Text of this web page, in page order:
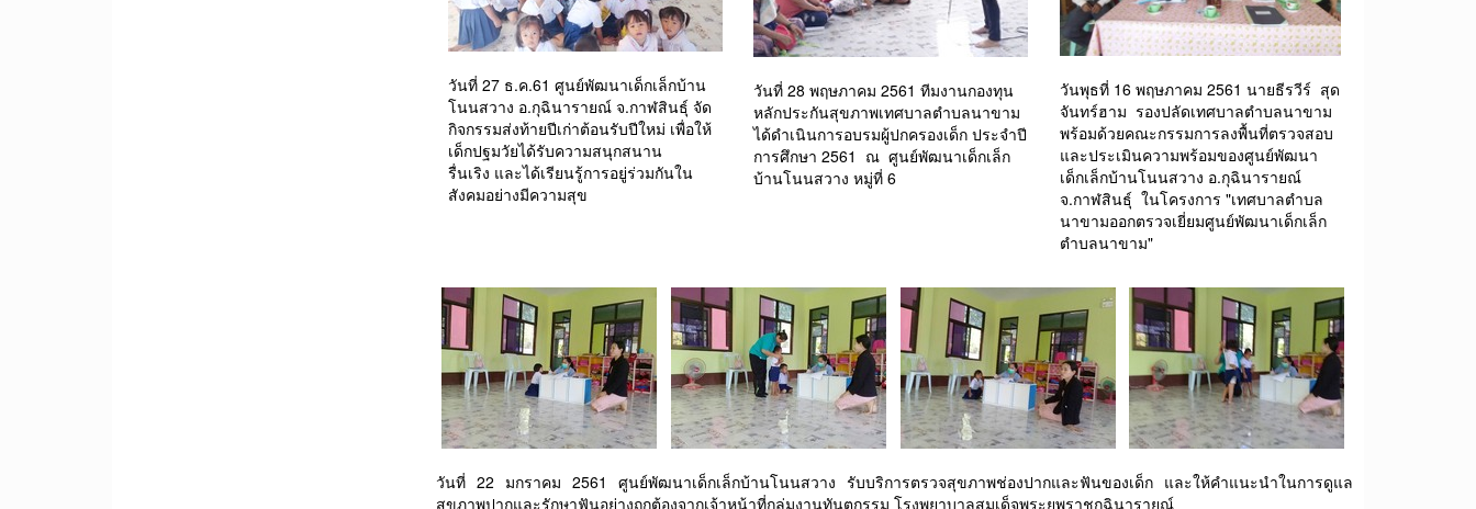
วันที่ 27 ธ.ค.61 ศูนย์พัฒนาเด็กเล็กบ้าน
โนนสวาง อ.กุฉินารายณ์ จ.กาฬสินธุ์ จัด
กิจกรรมส่งท้ายปีเก่าต้อนรับปีใหม่ เพื่อให้
เด็กปฐมวัยได้รับความสนุกสนาน
รื่นเริง และได้เรียนรู้การอยู่ร่วมกันใน
สังคมอย่างมีความสุข
วันที่ 28 พฤษภาคม 2561 ทีมงานกองทุน
หลักประกันสุขภาพเทศบาลตำบลนาขาม
ได้ดำเนินการอบรมผู้ปกครองเด็ก ประจำปี
การศึกษา 2561 ณ ศูนย์พัฒนาเด็กเล็ก
บ้านโนนสวาง หมู่ที่ 6
วันพุธที่ 16 พฤษภาคม 2561 นายธีรวีร์ สุด
จันทร์ฮาม รองปลัดเทศบาลตำบลนาขาม
พร้อมด้วยคณะกรรมการลงพื้นที่ตรวจสอบ
และประเมินความพร้อมของศูนย์พัฒนา
เด็กเล็กบ้านโนนสวาง อ.กุฉินารายณ์
จ.กาฬสินธุ์ ในโครงการ "เทศบาลตำบล
นาขามออกตรวจเยี่ยมศูนย์พัฒนาเด็กเล็ก
ตำบลนาขาม"
วันที่ 22 มกราคม 2561 ศูนย์พัฒนาเด็กเล็กบ้านโนนสวาง รับบริการตรวจสุขภาพช่องปากและฟันของเด็ก และให้คำแนะนำในการดูแล
สุขภาพปากและรักษาฟันอย่างถูกต้องจากเจ้าหน้าที่กลุ่มงานทันตกรรม โรงพยาบาลสมเด็จพระยุพราชกุฉินารายณ์